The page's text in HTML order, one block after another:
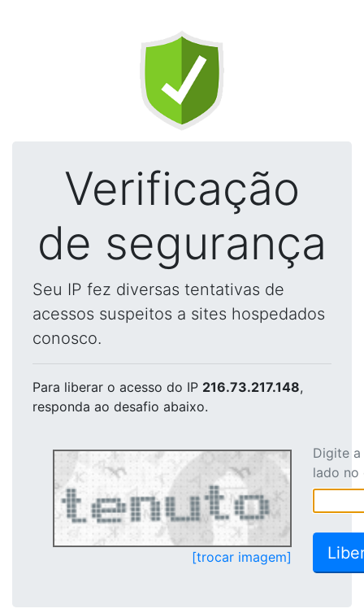
Verificação
de segurança
Seu IP fez diversas tentativas de
acessos suspeitos a sites hospedados
conosco.
Para liberar o acesso do IP 216.73.217.148,
responda ao desafio abaixo.
[trocar imagem]
Digite
lado no